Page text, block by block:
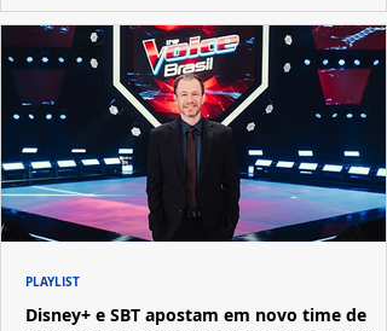
Disney+ e SBT apostam em novo time de
PLAYLIST